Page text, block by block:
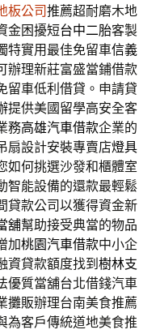
板公司推薦超耐磨木地
金困擾短台中二胎客製
特實用最佳免留車信義
辦理新莊富盛當鋪借款
留車低利借貸。申請貸
提供美國留學高安全客
務高雄汽車借款企業的
扇設計安裝專賣店燈具
如何挑選沙發和櫃體室
智能設備的還款最輕鬆
貸款公司以獲得資金新
舖幫助接受典當的物品
加桃園汽車借款中小企
資貸款額度找到 樹林支
優質當舖台北借錢汽車
攤販辦理台南美食推薦
為客戶傳統道地美食推